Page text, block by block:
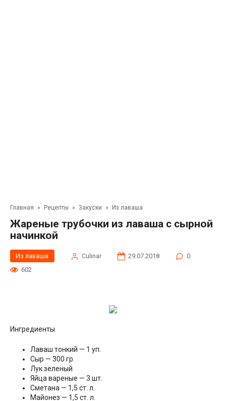
Главная » Рецепты » Закуски » Из лаваша
Жареные трубочки из лаваша с сырной
начинкой
Из лаваша Сulinar 29.07.2018
0
602
Ингредиенты
Лаваш тонкий — 1 уп.
Сыр — 300 гр.
Лук зеленый
Яйца вареные — 3 шт.
Сметана — 1,5 ст. л.
Майонез — 1,5 ст. л.